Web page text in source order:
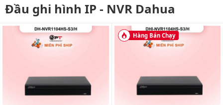
Đầu ghi hình IP - NVR Dahua
Hàng Bán Chạy